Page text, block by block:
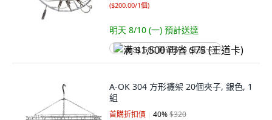
($200.00/1個)
明天 8/10 (一) 預計送達
满 $1,500 再省 $75 (王道卡)
A-OK 304 方形襪架 20個夾子, 銀色, 1
組
首購折扣價 40%$320